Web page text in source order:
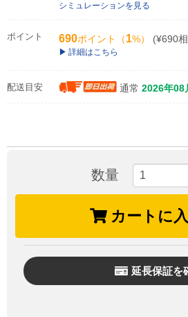
シミュレーションを見る
ポイント 690ポイント（1%） (¥690
詳細はこちら
配送目安 通常 2026年08
数量
カートに
延長保証を